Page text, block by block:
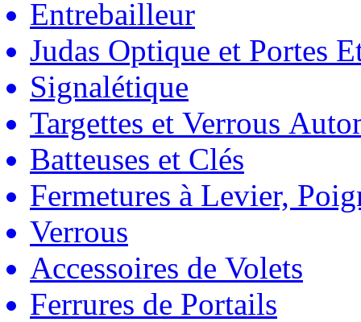
Entrebailleur
Judas Optique et Portes
Signalétique
Targettes et Verrous
Batteuses et Clés
Fermetures à Levier,
Verrous
Accessoires de Volets
Ferrures de Portails